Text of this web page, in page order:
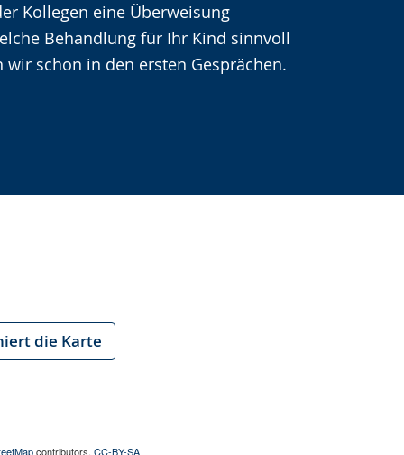
Kollegen eine Überweisung
Behandlung für Ihr Kind sinnvoll
wir schon in den ersten Gesprächen.
die Karte
contributors, CC-BY-SA